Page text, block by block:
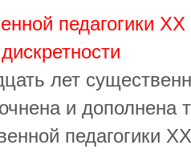
педагогики
лет
и дополнена
педагогики